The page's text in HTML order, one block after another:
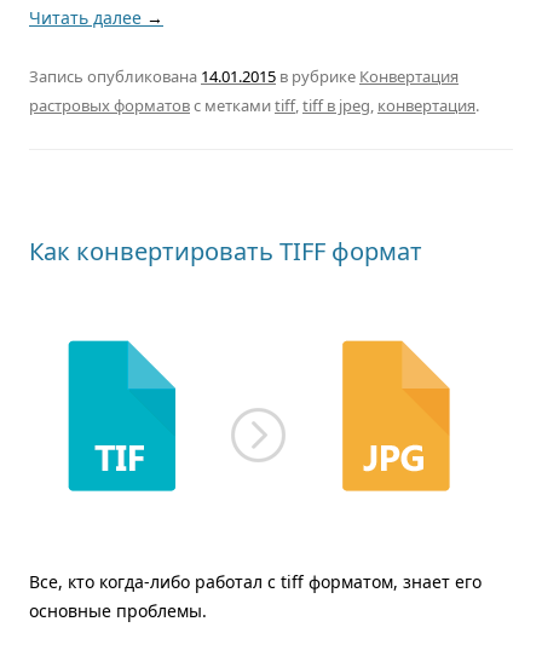
Читать далее →
Запись опубликована 14.01.2015 в рубрике Конвертация
растровых форматовс меткамиtiff,tiff в jpeg, конвертация.
Как конвертировать TIFF формат
Все, кто когда-либо работал с tiff форматом, знает его
основные проблемы.